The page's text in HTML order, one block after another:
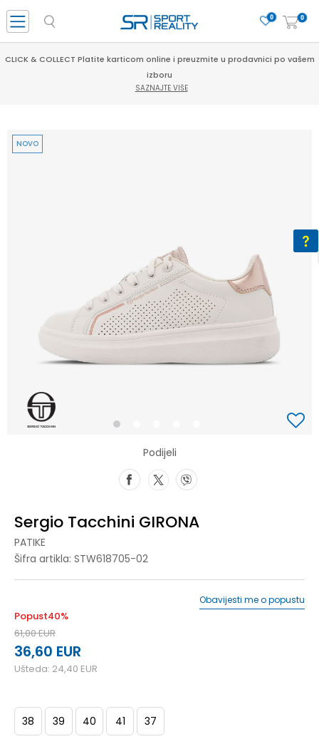
0
0
CLICK & COLLECT Platite karticom online i preuzmite u prodavnici po vašem
izboru
SAZNAJTE VIŠE
1
NOVO
Podijeli
Sergio Tacchini GIRONA
PATIKE
Šifra artikla: STW618705-02
Popust40%
61,00EUR
36,60 EUR
Ušteda: 24,40 EUR
Obavijesti me o popustu
38 39 40 41 37